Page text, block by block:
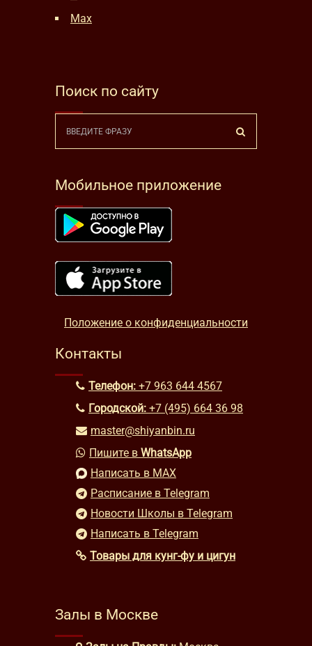
Max
Поиск по сайту
Мобильное приложение
Положение о конфиденциальности
Контакты
Телефон: +7 963 644 4567
Городской: +7 (495) 664 36 98
master@shiyanbin.ru
Пишите в WhatsApp
Написать в MAX
Расписание в Telegram
Новости Школы в Telegram
Написать в Telegram
Товары для кунг-фу и цигун
Залы в Москве